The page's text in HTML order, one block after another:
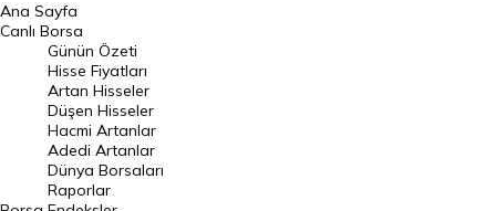
BIST 100 Hisseleri
En Çok Artan Hisseler
En Çok Düşen Hisseler
Hacmi Artanlar
Geçmiş Kapanışlar
Dünya Borsaları
Ana Sayfa
Canlı Borsa
Günün Özeti
Hisse Fiyatları
Artan Hisseler
Düşen Hisseler
Hacmi Artanlar
Adedi Artanlar
Dünya Borsaları
Raporlar